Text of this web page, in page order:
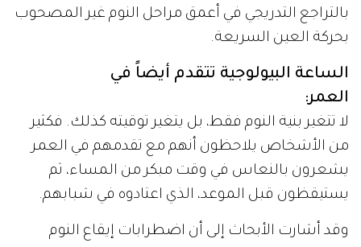
بالتراجع التدريجي في أعمق مراحل النوم غير المصحوب
بحركة العين السريعة.
الساعة البيولوجية تتقدم أيضاً في
العمر:
لا تتغير بنية النوم فقط، بل يتغير توقيته كذلك. فكثير
من الأشخاص يلاحظون أنهم مع تقدمهم في العمر
يشعرون بالنعاس في وقت مبكر من المساء، ثم
يستيقظون قبل الموعد، الذي اعتادوه في شبابهم.
وقد أشارت الأبحاث إلى أن اضطرابات إيقاع النوم